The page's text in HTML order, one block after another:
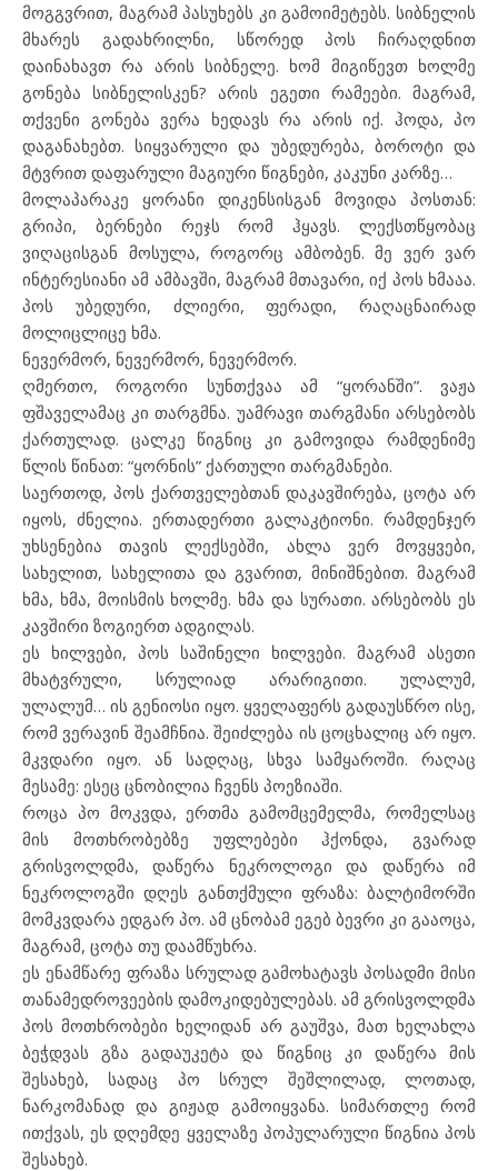
მოგგვრით, მაგრამ პასუხებს კი გამოიმეტებს. სიბნელის
მხარეს გადახრილნი, სწორედ პოს ჩირაღდნით
დაინახავთ რა არის სიბნელე. ხომ მიგიწევთ ხოლმე
გონება სიბნელისკენ? არის ეგეთი რამეები. მაგრამ,
თქვენი გონება ვერა ხედავს რა არის იქ. ჰოდა, პო
დაგანახებთ. სიყვარული და უბედურება, ბოროტი და
მტვრით დაფარული მაგიური წიგნები, კაკუნი კარზე…
მოლაპარაკე ყორანი დიკენსისგან მოვიდა პოსთან:
გრიპი, ბერნები რეჯს რომ ჰყავს. ლექსთწყობაც
ვიღაცისგან მოსულა, როგორც ამბობენ. მე ვერ ვარ
ინტერესიანი ამ ამბავში, მაგრამ მთავარი, იქ პოს ხმააა.
პოს უბედური, ძლიერი, ფერადი, რაღაცნაირად
მოლიცლიცე ხმა.
ნევერმორ, ნევერმორ, ნევერმორ.
ღმერთო, როგორი სუნთქვაა ამ “ყორანში”. ვაჟა
ფშაველამაც კი თარგმნა. უამრავი თარგმანი არსებობს
ქართულად. ცალკე წიგნიც კი გამოვიდა რამდენიმე
წლის წინათ: “ყორნის” ქართული თარგმანები.
საერთოდ, პოს ქართველებთან დაკავშირება, ცოტა არ
იყოს, ძნელია. ერთადერთი გალაკტიონი. რამდენჯერ
უხსენებია თავის ლექსებში, ახლა ვერ მოვყვები,
სახელით, სახელითა და გვარით, მინიშნებით. მაგრამ
ხმა, ხმა, მოისმის ხოლმე. ხმა და სურათი. არსებობს ეს
კავშირი ზოგიერთ ადგილას.
ეს ხილვები, პოს საშინელი ხილვები. მაგრამ ასეთი
მხატვრული, სრულიად არარიგითი. ულალუმ,
ულალუმ… ის გენიოსი იყო. ყველაფერს გადაუსწრო ისე,
რომ ვერავინ შეამჩნია. შეიძლება ის ცოცხალიც არ იყო.
მკვდარი იყო. ან სადღაც, სხვა სამყაროში. რაღაც
მესამე: ესეც ცნობილია ჩვენს პოეზიაში.
როცა პო მოკვდა, ერთმა გამომცემელმა, რომელსაც
მის მოთხრობებზე უფლებები ჰქონდა, გვარად
გრისვოლდმა, დაწერა ნეკროლოგი და დაწერა იმ
ნეკროლოგში დღეს განთქმული ფრაზა: ბალტიმორში
მომკვდარა ედგარ პო. ამ ცნობამ ეგებ ბევრი კი გააოცა,
მაგრამ, ცოტა თუ დაამწუხრა.
ეს ენამწარე ფრაზა სრულად გამოხატავს პოსადმი მისი
თანამედროვეების დამოკიდებულებას. ამ გრისვოლდმა
პოს მოთხრობები ხელიდან არ გაუშვა, მათ ხელახლა
ბეჭდვას გზა გადაუკეტა და წიგნიც კი დაწერა მის
შესახებ, სადაც პო სრულ შეშლილად, ლოთად,
ნარკომანად და გიჟად გამოიყვანა. სიმართლე რომ
ითქვას, ეს დღემდე ყველაზე პოპულარული წიგნია პოს
შესახებ.